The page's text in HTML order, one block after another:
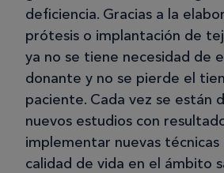
deficiencia. Gracias a la
prótesis o implantación de
ya no se tiene necesidad de
donante y no se pierde el
paciente. Cada vez se están
nuevos estudios con
implementar nuevas
calidad de vida en el ámbito